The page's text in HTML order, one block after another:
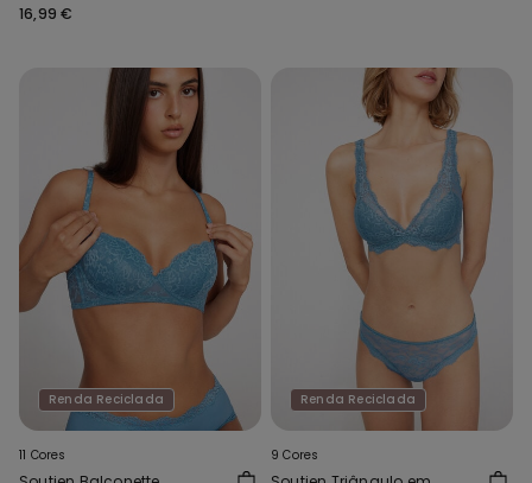
16,99 €
Renda Reciclada
11 Cores
Renda Reciclada
9 Cores